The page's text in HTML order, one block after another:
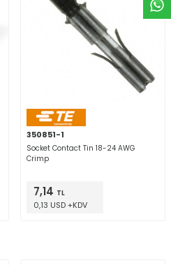
350851-1
Socket Contact Tin 18-24 AWG
Crimp
7,14 TL
0,13 USD +KDV